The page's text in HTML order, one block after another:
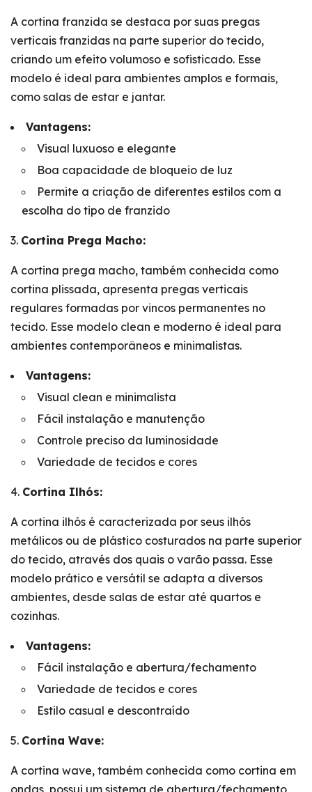
A cortina franzida se destaca por suas pregas
verticais franzidas na parte superior do tecido,
criando um efeito volumoso e sofisticado. Esse
modelo é ideal para ambientes amplos e formais,
como salas de estar e jantar.
Vantagens:
Visual luxuoso e elegante
Boa capacidade de bloqueio de luz
Permite a criação de diferentes estilos com a
escolha do tipo de franzido
Cortina Prega Macho:
A cortina prega macho, também conhecida como
cortina plissada, apresenta pregas verticais
regulares formadas por vincos permanentes no
tecido. Esse modelo clean e moderno é ideal para
ambientes contemporâneos e minimalistas.
Vantagens:
Visual clean e minimalista
Fácil instalação e manutenção
Controle preciso da luminosidade
Variedade de tecidos e cores
Cortina Ilhós:
A cortina ilhós é caracterizada por seus ilhós
metálicos ou de plástico costurados na parte superior
do tecido, através dos quais o varão passa. Esse
modelo prático e versátil se adapta a diversos
ambientes, desde salas de estar até quartos e
cozinhas.
Vantagens:
Fácil instalação e abertura/fechamento
Variedade de tecidos e cores
Estilo casual e descontraído
Cortina Wave:
A cortina wave, também conhecida como cortina em